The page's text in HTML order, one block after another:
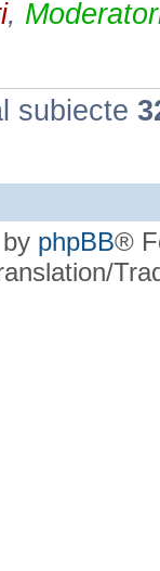
,
subiecte
phpBB®